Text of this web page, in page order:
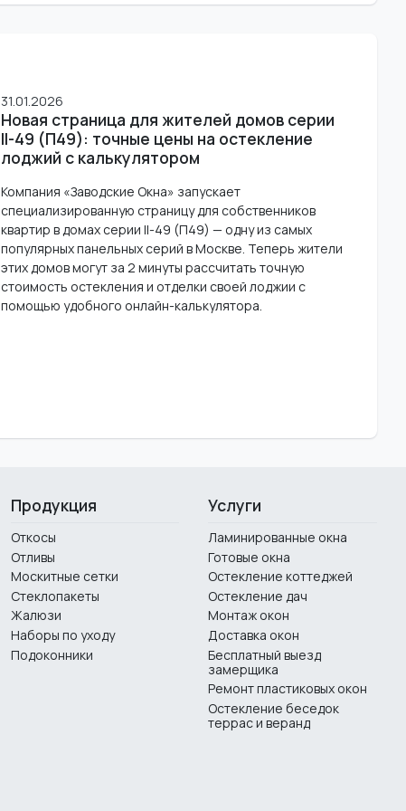
31.01.2026
Новая страница для жителей домов серии
II-49 (П49): точные цены на остекление
лоджий с калькулятором
Компания «Заводские Окна» запускает
специализированную страницу для собственников
квартир в домах серии II-49 (П49) — одну из самых
популярных панельных серий в Москве. Теперь жители
этих домов могут за 2 минуты рассчитать точную
стоимость остекления и отделки своей лоджии с
помощью удобного онлайн-калькулятора.
Продукция
Откосы
Отливы
Москитные сетки
Стеклопакеты
Жалюзи
Наборы по уходу
Подоконники
Услуги
Ламинированные окна
Готовые окна
Остекление коттеджей
Остекление дач
Монтаж окон
Доставка окон
Бесплатный выезд
замерщика
Ремонт пластиковых окон
Остекление беседок
террас и веранд